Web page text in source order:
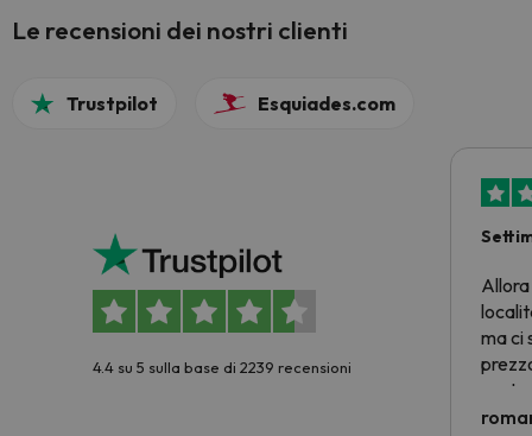
Le recensioni dei nostri clienti
Trustpilot Esquiades.com
4.4 su 5 sulla base di 2239 recensioni
Allora
ma ci